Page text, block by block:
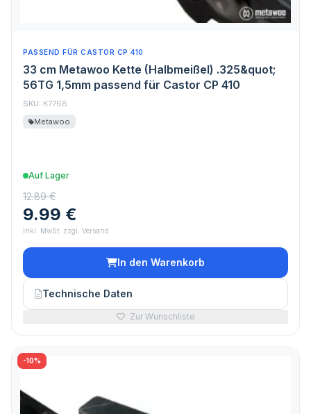
PASSEND FÜR CASTOR CP 410
33 cm Metawoo Kette (Halbmeißel) .325&quot;
56TG 1,5mm passend für Castor CP 410
SKU: K7768
Metawoo
Auf Lager
12.89 €
9.99 €
inkl. MwSt. zzgl. Versand
In den Warenkorb
Technische Daten
Zur Wunschliste
-10%